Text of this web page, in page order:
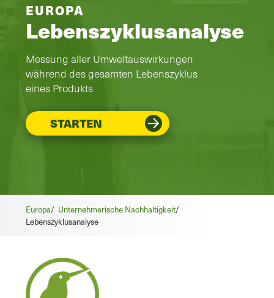
EUROPA
Lebenszyklusanalyse
Messung aller Umweltauswirkungen
während des gesamten Lebenszyklus
eines Produkts
STARTEN
Europa/ Unternehmerische Nachhaltigkeit/
Lebenszyklusanalyse